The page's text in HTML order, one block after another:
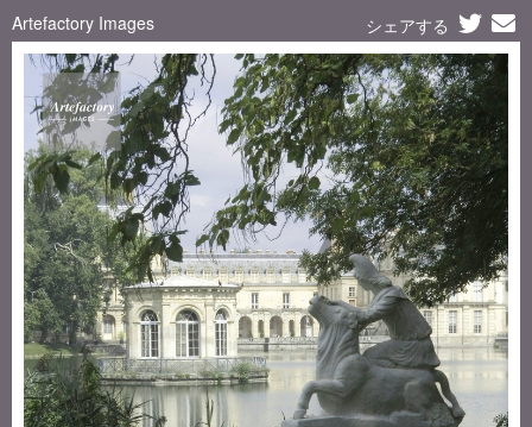
Artefactory Images シェアする